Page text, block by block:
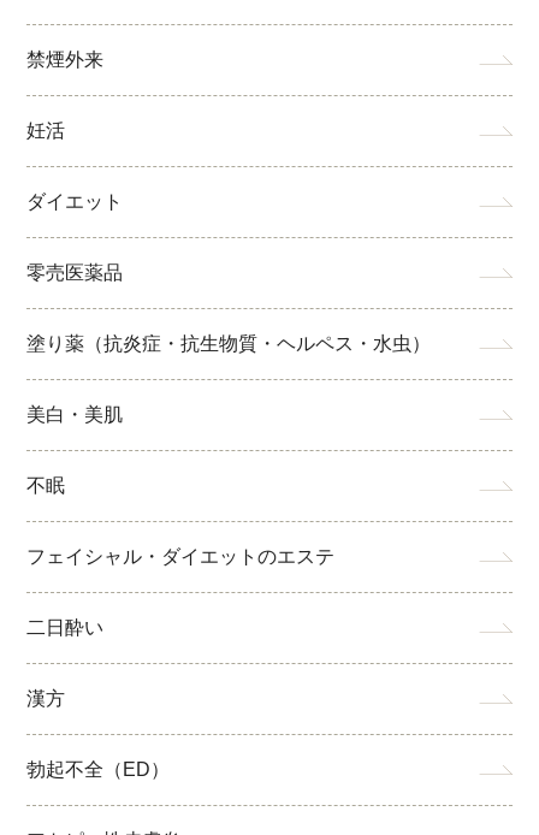
禁煙外来
妊活
ダイエット
零売医薬品
塗り薬（抗炎症・抗生物質・ヘルペス・水虫）
美白・美肌
不眠
フェイシャル・ダイエットのエステ
二日酔い
漢方
勃起不全（ED）